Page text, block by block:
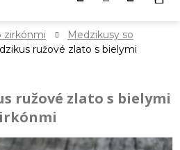
zirkónmi
Medzikusy so
ružové zlato s bielymi
ružové zlato s bielymi